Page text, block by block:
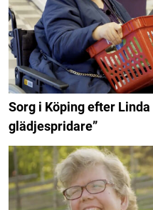
Sorg i Köping efter
glädjespridare”